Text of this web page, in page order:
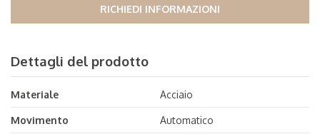
RICHIEDI INFORMAZIONI
Dettagli del prodotto
Materiale Acciaio
Movimento Automatico